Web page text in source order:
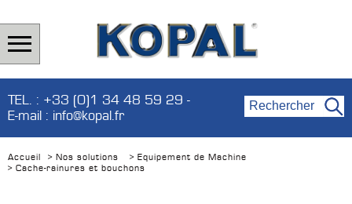
TEL. : +33 (0)1 34 48 59 29 -
E-mail : info@kopal.fr
Accueil > Nos solutions > Equipement de Machine
> Cache-rainures et bouchons